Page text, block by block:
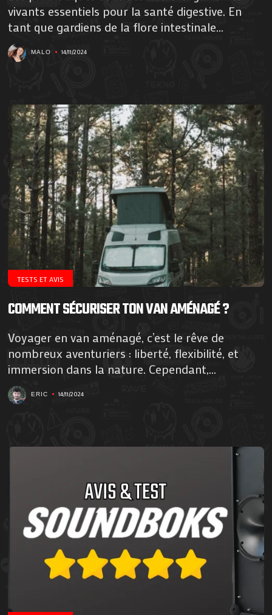
vivants essentiels pour la santé digestive. En
tant que gardiens de la flore intestinale...
MALO 14/11/2024
TESTS ET AVIS
COMMENT SÉCURISER TON VAN AMÉNAGÉ ?
Voyager en van aménagé, c’est le rêve de
nombreux aventuriers : liberté, flexibilité, et
immersion dans la nature. Cependant,...
ERIC 14/11/2024